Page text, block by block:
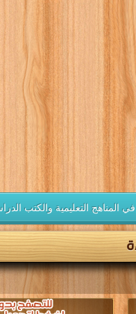
المناهج التعليمية والكتب